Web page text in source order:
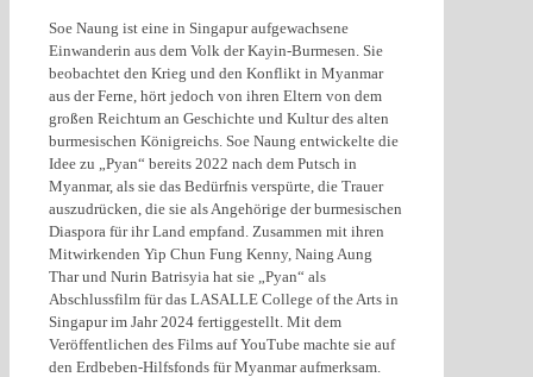
Soe Naung ist eine in Singapur aufgewachsene
Einwanderin aus dem Volk der Kayin-Burmesen. Sie
beobachtet den Krieg und den Konflikt in Myanmar
aus der Ferne, hört jedoch von ihren Eltern von dem
großen Reichtum an Geschichte und Kultur des alten
burmesischen Königreichs. Soe Naung entwickelte die
Idee zu „Pyan“ bereits 2022 nach dem Putsch in
Myanmar, als sie das Bedürfnis verspürte, die Trauer
auszudrücken, die sie als Angehörige der burmesischen
Diaspora für ihr Land empfand. Zusammen mit ihren
Mitwirkenden Yip Chun Fung Kenny, Naing Aung
Thar und Nurin Batrisyia hat sie „Pyan“ als
Abschlussfilm für das LASALLE College of the Arts in
Singapur im Jahr 2024 fertiggestellt. Mit dem
Veröffentlichen des Films auf YouTube machte sie auf
den Erdbeben-Hilfsfonds für Myanmar aufmerksam.